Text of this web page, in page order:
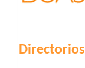
Directorios